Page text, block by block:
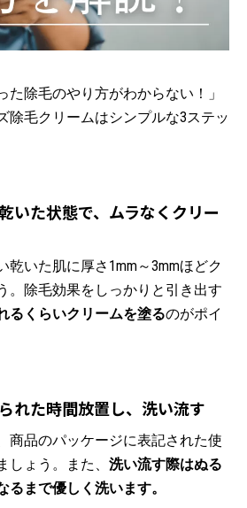
た除毛のやり方がわからない！」
除毛クリームはシンプルな3ステッ
いた状態で、ムラなくクリー
乾いた肌に厚さ1mm～3mmほどク
。除毛効果をしっかりと引き出す
るくらいクリームを塗るのがポイ
れた時間放置し、洗い流す
商品のパッケージに表記された使
しょう。また、 洗い流す際はぬる
るまで優しく洗います。